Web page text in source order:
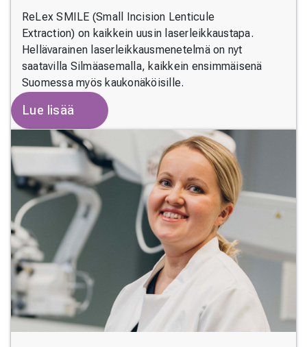
ReLex SMILE (Small Incision Lenticule
Extraction) on kaikkein uusin laserleikkaustapa.
Hellävarainen laserleikkausmenetelmä on nyt
saatavilla Silmäasemalla, kaikkein ensimmäisenä
Suomessa myös kaukonäköisille.
Lue lisää